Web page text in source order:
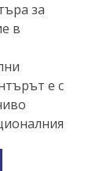
за
в
е с